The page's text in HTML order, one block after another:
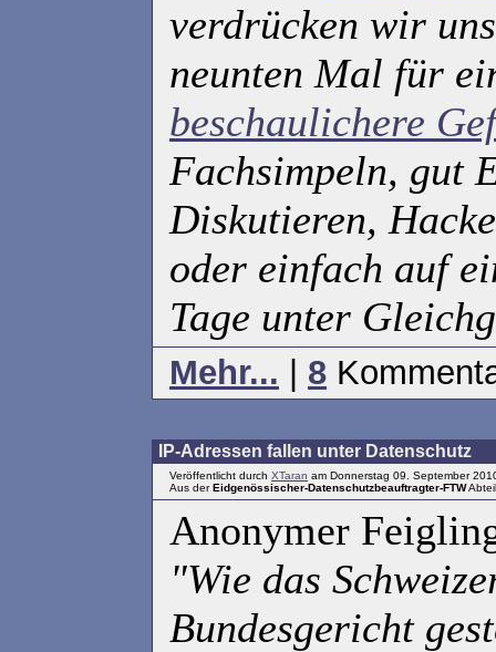
verdrücken wir
neunten Mal für
beschaulichere
Fachsimpeln, gut
Diskutieren,
oder einfach auf
Tage unter
Mehr... 8
IP-Adressen fallen unter Datenschutz
Veröffentlicht durch XTaran am Donnerstag 09. September
Aus derEidgenössischer-Datenschutzbeauftragter-FTW
Anonymer
"Wie das
Bundesgericht